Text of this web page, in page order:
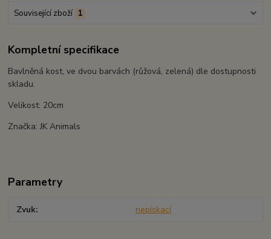
Související zboží 1
Kompletní specifikace
Bavlněná kost, ve dvou barvách (růžová, zelená) dle dostupnosti
skladu.
Velikost: 20cm
Značka: JK Animals
Parametry
Zvuk nepískací